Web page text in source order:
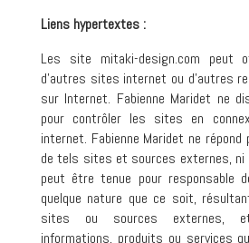
Liens hypertextes :
Les site mitaki-design.com peut
d’autres sites internet ou d’autres
sur Internet. Fabienne Maridet ne
pour contrôler les sites en
internet. Fabienne Maridet ne
de tels sites et sources externes, ni
peut être tenue pour responsable
quelque nature que ce soit,
sites ou sources externes,
informations, produits ou services